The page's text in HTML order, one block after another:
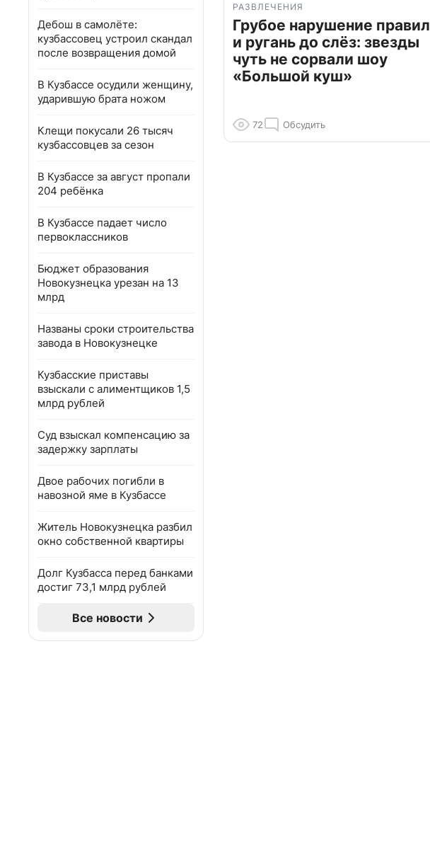
Дебош в самолёте:
кузбассовец устроил скандал
после возвращения домой
В Кузбассе осудили женщину,
ударившую брата ножом
Клещи покусали 26 тысяч
кузбассовцев за сезон
В Кузбассе за август пропали
204 ребёнка
В Кузбассе падает число
первоклассников
Бюджет образования
Новокузнецка урезан на 13
млрд
Названы сроки строительства
завода в Новокузнецке
Кузбасские приставы
взыскали с алиментщиков 1,5
млрд рублей
Суд взыскал компенсацию за
задержку зарплаты
Двое рабочих погибли в
навозной яме в Кузбассе
Житель Новокузнецка разбил
окно собственной квартиры
Долг Кузбасса перед банками
достиг 73,1 млрд рублей
Все новости
РАЗВЛЕЧЕНИЯ
Грубое нарушение правил
и ругань до слёз: звезды
чуть не сорвали шоу
«Большой куш»
72 Обсудить